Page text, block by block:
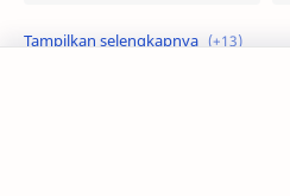
idul adha